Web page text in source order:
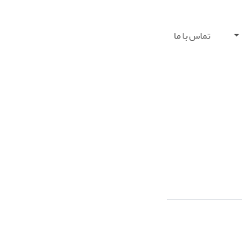
تماس با ما